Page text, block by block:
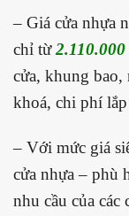
– Giá cửa nhựa
chỉ từ
cửa, khung bao,
khoá, chi phí
– Với mức giá
cửa nhựa – phù
nhu cầu của